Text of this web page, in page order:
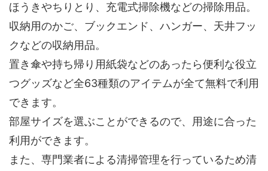
ほうきやちりとり、充電式掃除機などの掃除用品。
収納用のかご、ブックエンド、ハンガー、天井フッ
クなどの収納用品。
置き傘や持ち帰り用紙袋などのあったら便利な役立
つグッズなど全63種類のアイテムが全て無料で利用
できます。
部屋サイズを選ぶことができるので、用途に合った
利用ができます。
また、専門業者による清掃管理を行っているため清